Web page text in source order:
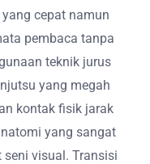
cepat namun
pembaca tanpa
teknik jurus
yang megah
kontak fisik jarak
yang sangat
visual. Transisi